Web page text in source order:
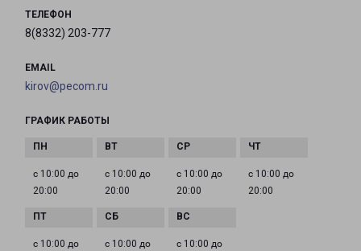
ТЕЛЕФОН
8(8332) 203-777
EMAIL
kirov@pecom.ru
ГРАФИК РАБОТЫ
с 10:00 до
20:00
с 10:00 до
20:00
с 10:00 до
20:00
с 10:00 до
20:00
с 10:00 до
с 10:00 до
с 10:00 до